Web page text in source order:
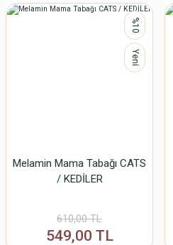
%10
Yeni
Melamin Mama Tabağı CATS
/ KEDİLER
610,00 TL
549,00 TL